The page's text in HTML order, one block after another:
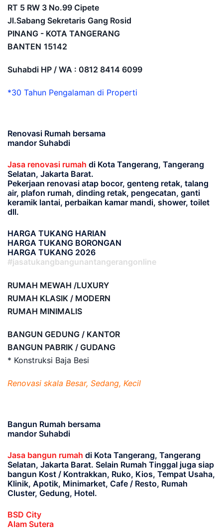
RT 5 RW 3 No.99 Cipete
Jl.Sabang Sekretaris Gang Rosid
PINANG - KOTA TANGERANG
BANTEN 15142
Suhabdi HP / WA : 0812 8414 6099
*30 Tahun Pengalaman di Properti
Renovasi Rumah bersama
mandor Suhabdi
Jasa renovasi rumah di Kota Tangerang, Tangerang
Selatan, Jakarta Barat.
Pekerjaan renovasi atap bocor, genteng retak, talang
air, plafon rumah, dinding retak, pengecatan, ganti
keramik lantai, perbaikan kamar mandi, shower, toilet
dll.
HARGA TUKANG HARIAN
HARGA TUKANG BORONGAN
HARGA TUKANG 2026
#jasatukangbangunantangerangonline
RUMAH MEWAH /LUXURY
RUMAH KLASIK / MODERN
RUMAH MINIMALIS
BANGUN GEDUNG / KANTOR
BANGUN PABRIK / GUDANG
* Konstruksi Baja Besi
Renovasi skala Besar, Sedang, Kecil
Bangun Rumah bersama
mandor Suhabdi
Jasa bangun rumah di Kota Tangerang, Tangerang
Selatan, Jakarta Barat. Selain Rumah Tinggal juga siap
bangun Kost / Kontrakkan, Ruko, Kios, Tempat Usaha,
Klinik, Apotik, Minimarket, Cafe / Resto, Rumah
Cluster, Gedung, Hotel.
BSD City
Alam Sutera